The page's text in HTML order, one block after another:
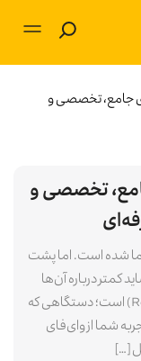
جامع، تخصصی و
تخصصی و
ما شده است. اما پشت
کمتر درباره آن‌ها
بدانیم. یکی از مهم‌ترین این تجهیزات روتر (Router) است؛ دستگاهی که
شما از وای‌فای
[…]